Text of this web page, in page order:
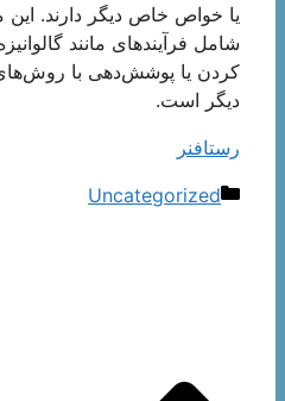
یا خواص خاص دیگر دارند. این
شامل فرآیندهای مانند گالوانیزه
کردن یا پوشش‌دهی با روش‌های
دیگر است.
رستافنر
دسته‌ها
Uncategorized